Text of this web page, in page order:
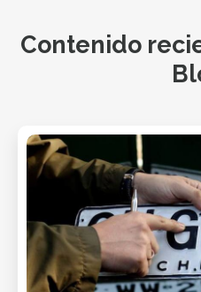
Contenido